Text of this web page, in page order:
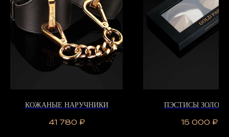
КОЖАНЫЕ НАРУЧНИКИ
41 780 ₽
ПЭСТИСЫ
15 000 ₽